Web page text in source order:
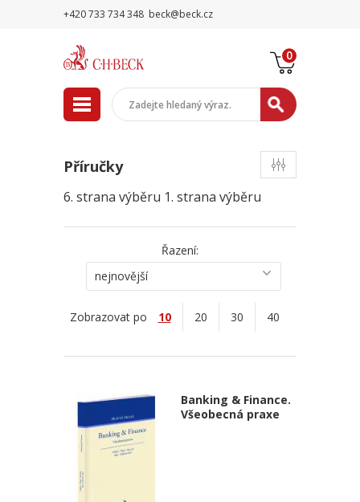
+420 733 734 348 beck@beck.cz
0
Příručky
6. strana výběru 1. strana výběru
Řazení:
nejnovější
Zobrazovat po 10 20 30 40
Banking & Finance.
Všeobecná praxe